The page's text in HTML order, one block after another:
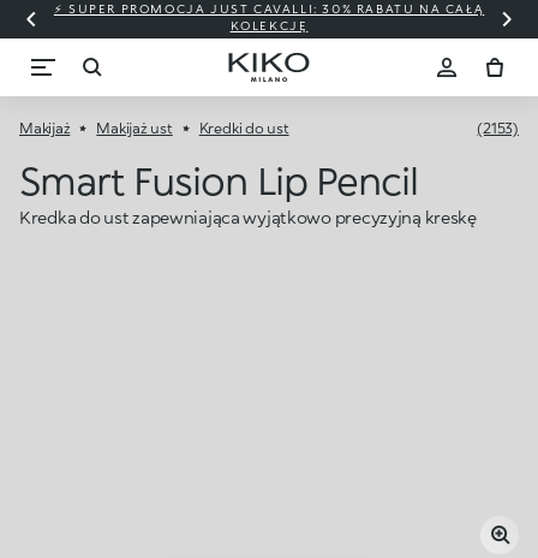
⚡ SUPER PROMOCJA JUST CAVALLI: 30% RABATU NA CAŁĄ
KOLEKCJĘ
Makijaż Makijaż ust Kredki do ust (2153)
Smart Fusion Lip Pencil
Kredka do ust zapewniająca wyjątkowo precyzyjną kreskę